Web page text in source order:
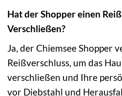
Hat der Shopper einen
Verschließen?
Ja, der Chiemsee Shopper
Reißverschluss, um das
verschließen und Ihre
vor Diebstahl und